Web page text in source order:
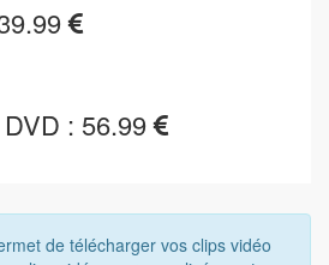
: 56.99
de télécharger vos clips vidéo